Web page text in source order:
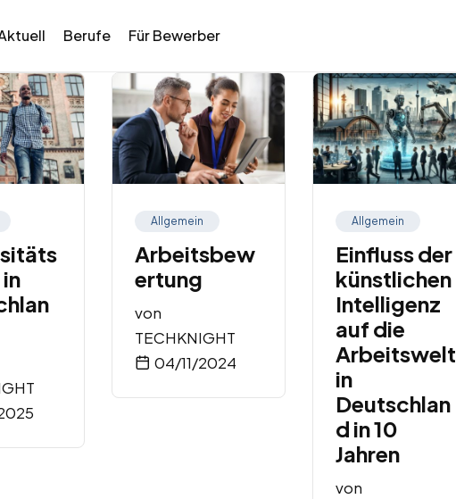
Berufe Für Bewerber
Allgemein
Arbeitsbew
ertung
von
TECHKNIGHT
04/11/2024
Allgemein
Einfluss der
künstlichen
Intelligenz
auf die
Arbeitswelt
in
Deutschlan
d in 10
Jahren
von